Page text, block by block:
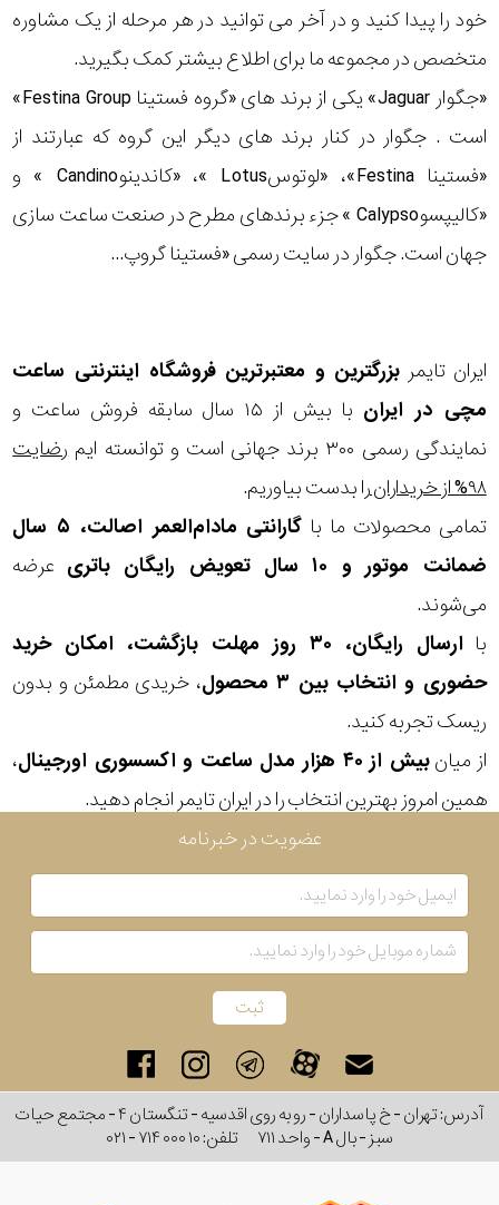
خود را پیدا کنید و در آخر می توانید در هر مرحله از یک مشاوره
متخصص در مجموعه ما برای اطلاع بیشتر کمک بگیرید.
«جگوار Jaguar» یکی از برند های «گروه فستینا Festina Group»
است . جگوار در کنار برند های دیگر این گروه که عبارتند از
«فستینا Festina»، «لوتوسLotus »، «کاندینوCandino » و
«کالیپسوCalypso » جزء برندهای مطرح در صنعت ساعت سازی
جهان است. جگوار در سایت رسمی «فستینا گروپ...
ایران تایمر بزرگترین و معتبرترین فروشگاه اینترنتی ساعت
مچی در ایران
با بیش از ۱۵ سال سابقه فروش ساعت و
نمایندگی رسمی ۳۰۰ برند جهانی است و توانسته ایم
رضایت
۹۸% از خریداران
را بدست بیاوریم.
تمامی محصولات ما با
گارانتی مادام‌العمر اصالت، ۵ سال
ضمانت موتور و ۱۰ سال تعویض رایگان باتری
عرضه
می‌شوند.
با
ارسال رایگان، ۳۰ روز مهلت بازگشت، امکان خرید
حضوری و انتخاب بین ۳ محصول
، خریدی مطمئن و بدون
ریسک تجربه کنید.
از میانبیش از ۴۰ هزار مدل ساعت و اکسسوری اورجینال
،
همین امروز بهترین انتخاب را در ایران تایمر انجام دهید.
رفته
در
ساعت
نمایش
بیشتر...
جنس
بکاررفته
برند
تقویم
جنس
عضویت در خبرنامه
آدرس: تهران - خ پاسداران - رو به روی اقدسیه - تنگستان ۴ - مجتمع حیات
سبز - بال A - واحد ۷۱۱
تلفن:۰۲۱ - ۷۱۴ ۰۰۰ ۱۰